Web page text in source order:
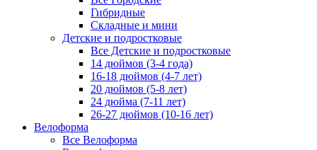
Гибридные
Складные и мини
Детские и подростковые
Все Детские и подростковые
14 дюймов (3-4 года)
16-18 дюймов (4-7 лет)
20 дюймов (5-8 лет)
24 дюйма (7-11 лет)
26-27 дюймов (10-16 лет)
Велоформа
Все Велоформа